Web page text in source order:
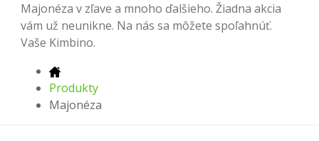
Majonéza v zľave a mnoho ďalšieho. Žiadna akcia
vám už neunikne. Na nás sa môžete spoľahnúť.
Vaše Kimbino.
Produkty
Majonéza